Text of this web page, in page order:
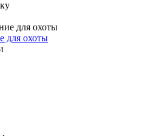
для охоты